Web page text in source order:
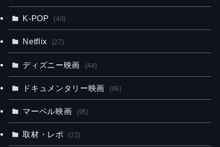
K-POP (40)
Netflix (27)
ディズニー映画 (44)
ドキュメンタリー映画 (86)
マーベル映画 (95)
取材・レポ (22)